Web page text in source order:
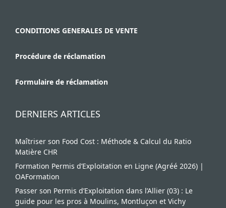
CONDITIONS GENERALES DE VENTE
Procédure de réclamation
Formulaire de réclamation
DERNIERS ARTICLES
Maîtriser son Food Cost : Méthode & Calcul du Ratio
Matière CHR
Formation Permis d’Exploitation en Ligne (Agréé 2026) |
OAFormation
Passer son Permis d’Exploitation dans l’Allier (03) : Le
guide pour les pros à Moulins, Montluçon et Vichy